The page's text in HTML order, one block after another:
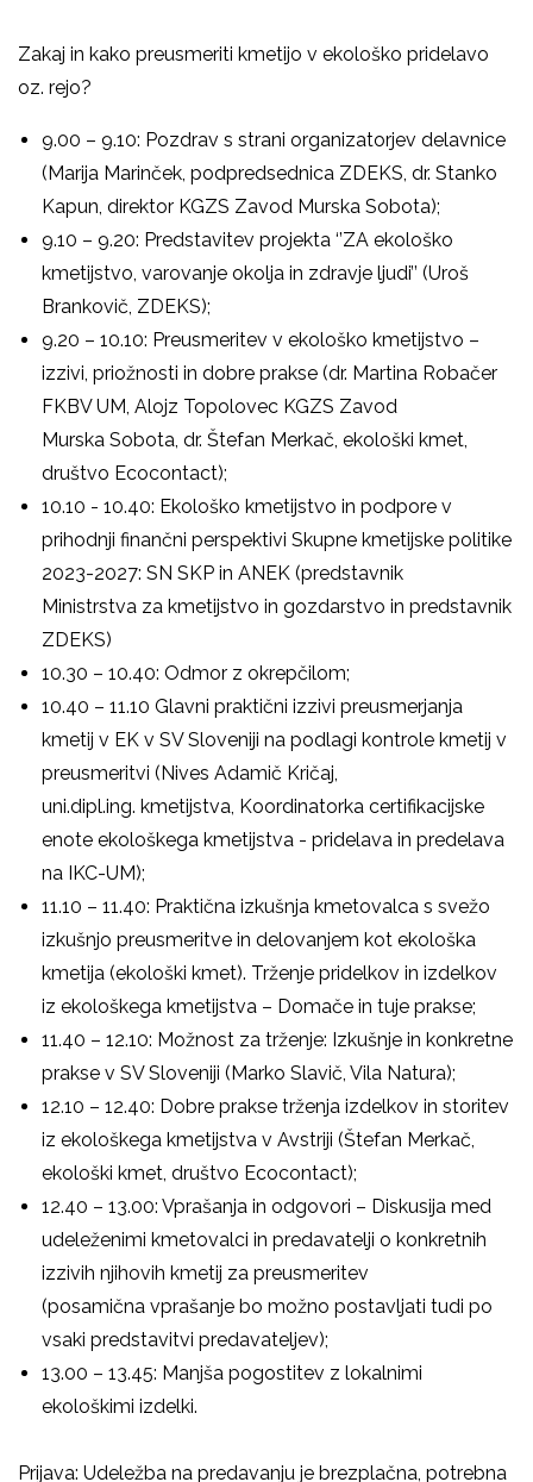
Zakaj in kako preusmeriti kmetijo v ekološko pridelavo
oz. rejo?
9.00 – 9.10: Pozdrav s strani organizatorjev delavnice
(Marija Marinček, podpredsednica ZDEKS, dr. Stanko
Kapun, direktor KGZS Zavod Murska Sobota);
9.10 – 9.20: Predstavitev projekta ‘’ZA ekološko
kmetijstvo, varovanje okolja in zdravje ljudi’’ (Uroš
Brankovič, ZDEKS);
9.20 – 10.10: Preusmeritev v ekološko kmetijstvo –
izzivi, priožnosti in dobre prakse (dr. Martina Robačer
FKBV UM, Alojz Topolovec KGZS Zavod
Murska Sobota, dr. Štefan Merkač, ekološki kmet,
društvo Ecocontact);
10.10 - 10.40: Ekološko kmetijstvo in podpore v
prihodnji finančni perspektivi Skupne kmetijske politike
2023-2027: SN SKP in ANEK (predstavnik
Ministrstva za kmetijstvo in gozdarstvo in predstavnik
ZDEKS)
10.30 – 10.40: Odmor z okrepčilom;
10.40 – 11.10 Glavni praktični izzivi preusmerjanja
kmetij v EK v SV Sloveniji na podlagi kontrole kmetij v
preusmeritvi (Nives Adamič Kričaj,
uni.dipl.ing. kmetijstva, Koordinatorka certifikacijske
enote ekološkega kmetijstva - pridelava in predelava
na IKC-UM);
11.10 – 11.40: Praktična izkušnja kmetovalca s svežo
izkušnjo preusmeritve in delovanjem kot ekološka
kmetija (ekološki kmet). Trženje pridelkov in izdelkov
iz ekološkega kmetijstva – Domače in tuje prakse;
11.40 – 12.10: Možnost za trženje: Izkušnje in konkretne
prakse v SV Sloveniji (Marko Slavič, Vila Natura);
12.10 – 12.40: Dobre prakse trženja izdelkov in storitev
iz ekološkega kmetijstva v Avstriji (Štefan Merkač,
ekološki kmet, društvo Ecocontact);
12.40 – 13.00: Vprašanja in odgovori – Diskusija med
udeleženimi kmetovalci in predavatelji o konkretnih
izzivih njihovih kmetij za preusmeritev
(posamična vprašanje bo možno postavljati tudi po
vsaki predstavitvi predavateljev);
13.00 – 13.45: Manjša pogostitev z lokalnimi
ekološkimi izdelki.
Prijava: Udeležba na predavanju je brezplačna, potrebna